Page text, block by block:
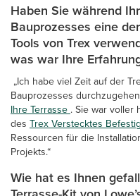
Haben Sie während
Bauprozesses eine
Tools von Trex
was war Ihre
„Ich habe viel Zeit auf der
Bauprozesses
Ihre Terrasse . Sie war voller
des Trex Verstecktes
Ressourcen für die
Projekts.“
Wie hat es Ihnen